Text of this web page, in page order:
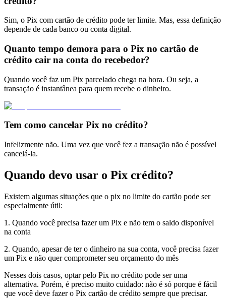
Sim, o Pix com cartão de crédito pode ter limite. Mas, essa definição
depende de cada banco ou conta digital.
Quanto tempo demora para o Pix no cartão de
crédito cair na conta do recebedor?
Quando você faz um Pix parcelado chega na hora. Ou seja, a
transação é instantânea para quem recebe o dinheiro.
Tem como cancelar Pix no crédito?
Infelizmente não. Uma vez que você fez a transação não é possível
cancelá-la.
Quando devo usar o Pix crédito?
Existem algumas situações que o pix no limite do cartão pode ser
especialmente útil:
1. Quando você precisa fazer um Pix e não tem o saldo disponível
na conta
2. Quando, apesar de ter o dinheiro na sua conta, você precisa fazer
um Pix e não quer comprometer seu orçamento do mês
Nesses dois casos, optar pelo Pix no crédito pode ser uma
alternativa. Porém, é preciso muito cuidado: não é só porque é fácil
que você deve fazer o Pix cartão de crédito sempre que precisar.